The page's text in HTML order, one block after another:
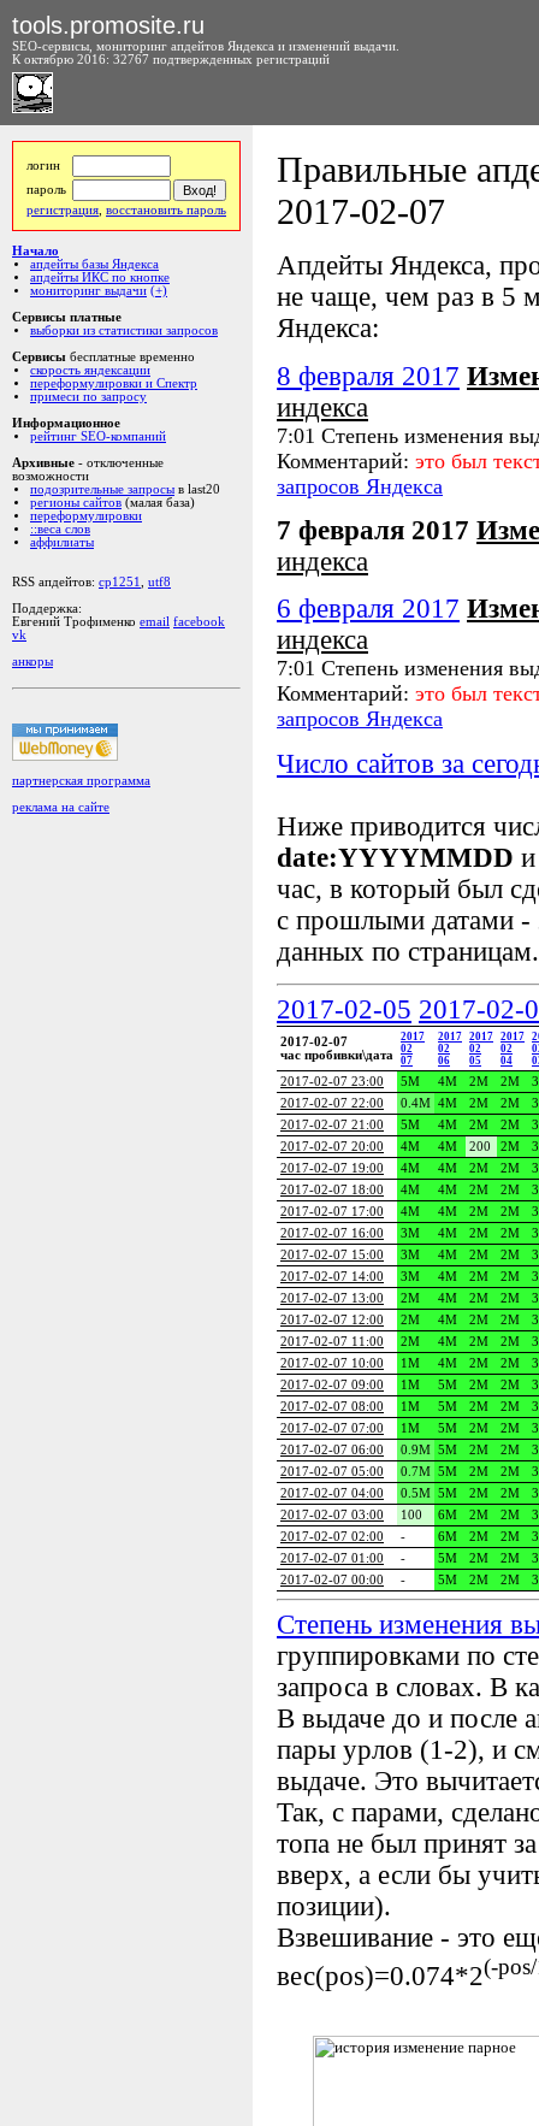
tools.promosite.ru
SEO-сервисы, мониторинг апдейтов Яндекса и изменений выдачи.
К октябрю 2016: 32767 подтвержденных регистраций
логин
пароль
регистрация восстановить пароль
Начало
апдейты базы Яндекса
апдейты ИКС по кнопке
мониторинг выдачи (+)
Сервисы платные
выборки из статистики запросов
Сервисы бесплатные временно
скорость яндексации
переформулировки и Спектр
примеси по запросу
Информационное
рейтинг SEO-компаний
Архивные - отключенные
возможности
подозрительные запросы в last20
регионы сайтов (малая база)
переформулировки
::веса слов
аффилиаты
RSS апдейтов: cp1251
utf8
Поддержка:
Евгений Трофименко email facebook
vk
анкоры
партнерская программа
реклама на сайте
Правильные
2017-02-07
Апдейты Яндекса,
не чаще, чем раз в 5
Яндекса:
8 февраля 2017
индекса
7:01 Степень изменения
Комментарий: это был
запросов Яндекса
7 февраля 2017
индекса
6 февраля 2017
индекса
7:01 Степень изменения
Комментарий: это был
запросов Яндекса
Число сайтов за
Ниже приводится
date:YYYYMMDD
час, в который был
с прошлыми датами -
данных по страницам.
2017-02-05 2017-02-
2017-02-07
час пробивки\дата
2017
02
07
2017
02
06
2017
02
05
2017
02
04
2017-02-07 23:00 5M 4M 2M 2M
2017-02-07 22:00
0.4M 4M 2M 2M
2017-02-07 21:00
5M 4M 2M 2M
2017-02-07 20:00
4M 4M 200 2M
2017-02-07 19:00
4M 4M 2M 2M
2017-02-07 18:00
4M 4M 2M 2M
2017-02-07 17:00
4M 4M 2M 2M
2017-02-07 16:00
3M 4M 2M 2M
2017-02-07 15:00
3M 4M 2M 2M
2017-02-07 14:00
3M 4M 2M 2M
2017-02-07 13:00
2M 4M 2M 2M
2017-02-07 12:00
2M 4M 2M 2M
2017-02-07 11:00
2M 4M 2M 2M
2017-02-07 10:00
1M 4M 2M 2M
2017-02-07 09:00
1M 5M 2M 2M
2017-02-07 08:00
1M 5M 2M 2M
2017-02-07 07:00
1M 5M 2M 2M
2017-02-07 06:00
0.9M 5M 2M 2M
2017-02-07 05:00
0.7M 5M 2M 2M
2017-02-07 04:00
0.5M 5M 2M 2M
2017-02-07 03:00
100 6M 2M 2M
2017-02-07 02:00
- 6M 2M 2M
2017-02-07 01:00
- 5M 2M 2M
2017-02-07 00:00
- 5M 2M 2M
Степень изменения
группировками по
запроса в словах. В
В выдаче до и после
пары урлов (1-2), и
выдаче. Это
Так, с парами,
топа не был принят
вверх, а если бы
позиции).
Взвешивание - это
вес(pos)=0.074*2(-